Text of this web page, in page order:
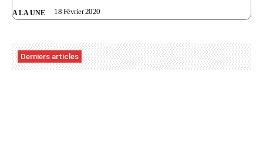
A LA UNE 18 Février 2020
Derniers articles